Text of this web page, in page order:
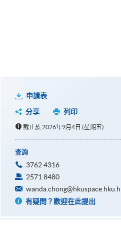
申請表
分享
列印
截止於 2026年9月4日 (星期五)
查詢
3762 4316
2571 8480
有疑問？歡迎在此提出